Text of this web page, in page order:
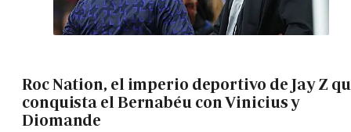
Roc Nation, el imperio deportivo de Jay Z
conquista el Bernabéu con Vinicius y
Diomande